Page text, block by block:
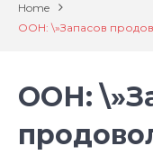
Home
ООН: \»Запасов
ООН: